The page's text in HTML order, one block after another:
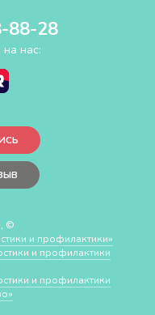
88-28
нас:
©
и профилактики»
и профилактики
и профилактики